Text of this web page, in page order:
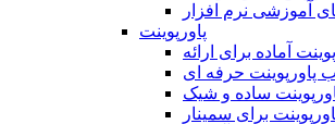
پاورپوینت
آماده برای ارائه
پاورپوینت حرفه ای
ساده و شیک
برای سمینار